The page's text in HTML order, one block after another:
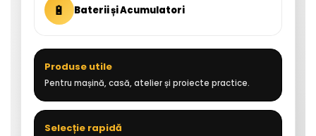
🔋 Baterii și Acumulatori
Produse utile
Pentru mașină, casă, atelier și proiecte practice.
Selecție rapidă